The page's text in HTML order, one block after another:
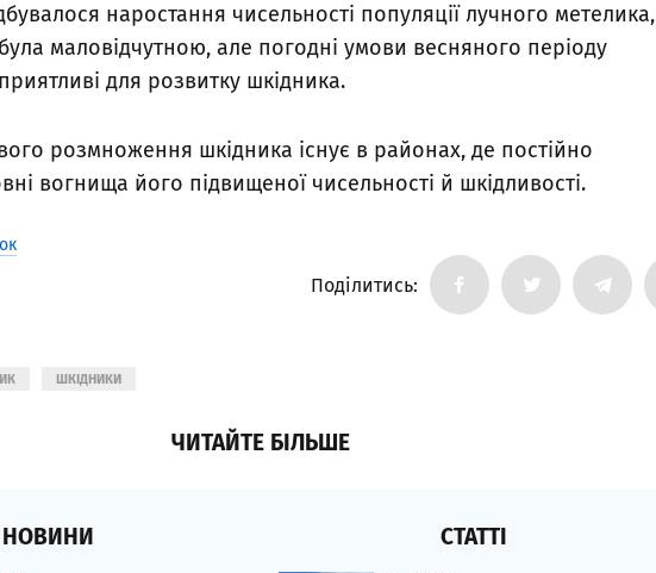
наростання чисельності популяції лучного метелика,
маловідчутною, але погодні умови весняного періоду
для розвитку шкідника.
розмноження шкідника існує в районах, де постійно
вогнища його підвищеної чисельності й шкідливості.
Поділитись:
ШКІДНИКИ
ЧИТАЙТЕ БІЛЬШЕ
НОВИНИ СТАТТІ